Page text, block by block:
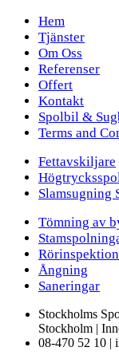
Hem
Tjänster
Om Oss
Referenser
Offert
Kontakt
Spolbil &
Terms and
Fettavskiljare
Slamsugning
Tömning av
Rörinspektion
Ångning
Saneringar
Stockholms
Stockholm |
08-470 52 10 |